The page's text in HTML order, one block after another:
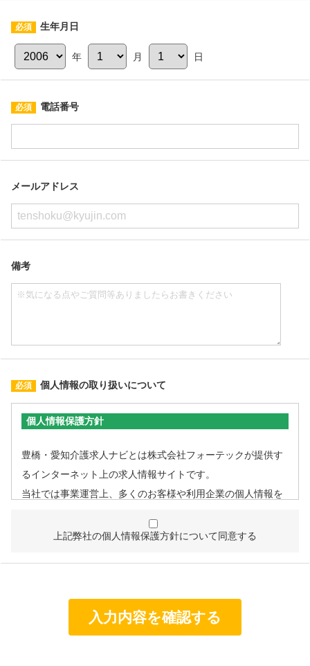
生年月日
年 月 日
電話番号
メールアドレス
備考
個人情報の取り扱いについて
個人情報保護方針
豊橋・愛知介護求人ナビとは株式会社フォーテックが提供す
るインターネット上の求人情報サイトです。
当社では事業運営上、多くのお客様や利用企業の個人情報を
して責任ある対応を実現するものとします。
個人情報は、適法かつ適正な方法で取得します。
上記弊社の個人情報保護方針について同意する